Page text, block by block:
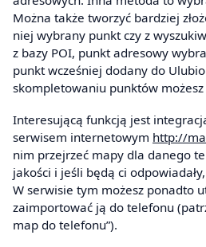
Można także tworzyć bardziej
niej wybrany punkt czy z
z bazy POI, punkt adresowy
punkt wcześniej dodany do
skompletowaniu punktów
Interesującą funkcją jest
serwisem internetowym http://
nim przejrzeć mapy dla danego
jakości i jeśli będą ci
W serwisie tym możesz ponadto
zaimportować ją do telefonu
map do telefonu”).